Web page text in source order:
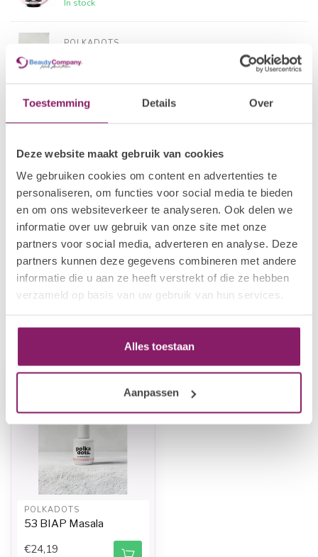
Toestemming Details Over
Deze website maakt gebruik van cookies
We gebruiken cookies om content en advertenties te
personaliseren, om functies voor social media te bieden
en om ons websiteverkeer te analyseren. Ook delen we
informatie over uw gebruik van onze site met onze
partners voor social media, adverteren en analyse. Deze
partners kunnen deze gegevens combineren met andere
informatie die u aan ze heeft verstrekt of die ze hebben
verzameld op basis van uw gebruik van hun services.
Alles toestaan
Aanpassen
POLKADOTS
In stock
€24,19
I.AM NAIL SYSTEMS
Brush Builder - Soft Blush
POLKADOTS
16 BIAP Safou
In stock
€24,19
POLKADOTS
26 BIAP Cherry
In stock
€24,19
Recently viewed
POLKADOTS
53 BIAP Masala
€24,19